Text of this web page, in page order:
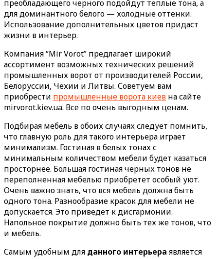
преобладающего черного подойдут теплые тона, а
для доминантного белого — холодные оттенки.
Использование дополнительных цветов придаст
жизни в интерьер.
Компания “Mir Vorot” предлагает широкий
ассортимент возможных технических решений
промышленных ворот от производителей России,
Белоруссии, Чехии и Литвы. Советуем вам
приобрести промышленные ворота киев на сайте
mirvorot.kiev.ua. Все по очень выгодным ценам.
Подбирая мебель в обоих случаях следует помнить,
что главную роль для такого интерьера играет
минимализм. Гостиная в белых тонах с
минимальным количеством мебели будет казаться
просторнее. Большая гостиная черных тонов не
переполненная мебелью приобретет особый уют.
Очень важно знать, что вся мебель должна быть
одного тона. Разнообразие красок для мебели не
допускается. Это приведет к дисгармонии.
Напольное покрытие должно быть тех же тонов, что
и мебель.
Самым удобным для данного интерьера является